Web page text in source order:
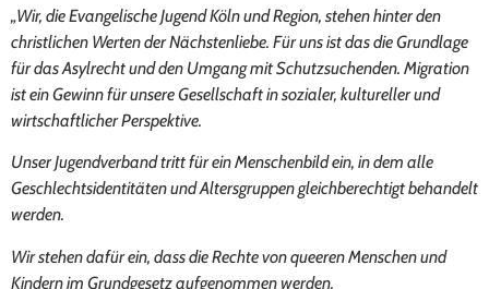
„Wir, die Evangelische Jugend Köln und Region, stehen hinter den
christlichen Werten der Nächstenliebe. Für uns ist das die Grundlage
für das Asylrecht und den Umgang mit Schutzsuchenden. Migration
ist ein Gewinn für unsere Gesellschaft in sozialer, kultureller und
wirtschaftlicher Perspektive.
Unser Jugendverband tritt für ein Menschenbild ein, in dem alle
Geschlechtsidentitäten und Altersgruppen gleichberechtigt behandelt
werden.
Wir stehen dafür ein, dass die Rechte von queeren Menschen und
Kindern im Grundgesetz aufgenommen werden.